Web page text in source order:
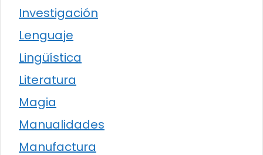
Investigación
Lenguaje
Lingüística
Literatura
Magia
Manualidades
Manufactura